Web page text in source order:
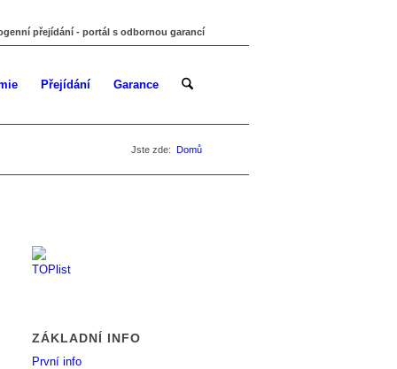
přejídání - portál s odbornou garancí
Přejídání Garance
Jste zde: Domů
ZÁKLADNÍ INFO
První info